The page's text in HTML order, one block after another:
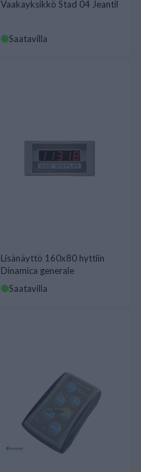
Vaakayksikkö Stad 04 Jeantil
Saatavilla
Lisänäyttö 160x80 hyttiin
Dinamica generale
Saatavilla